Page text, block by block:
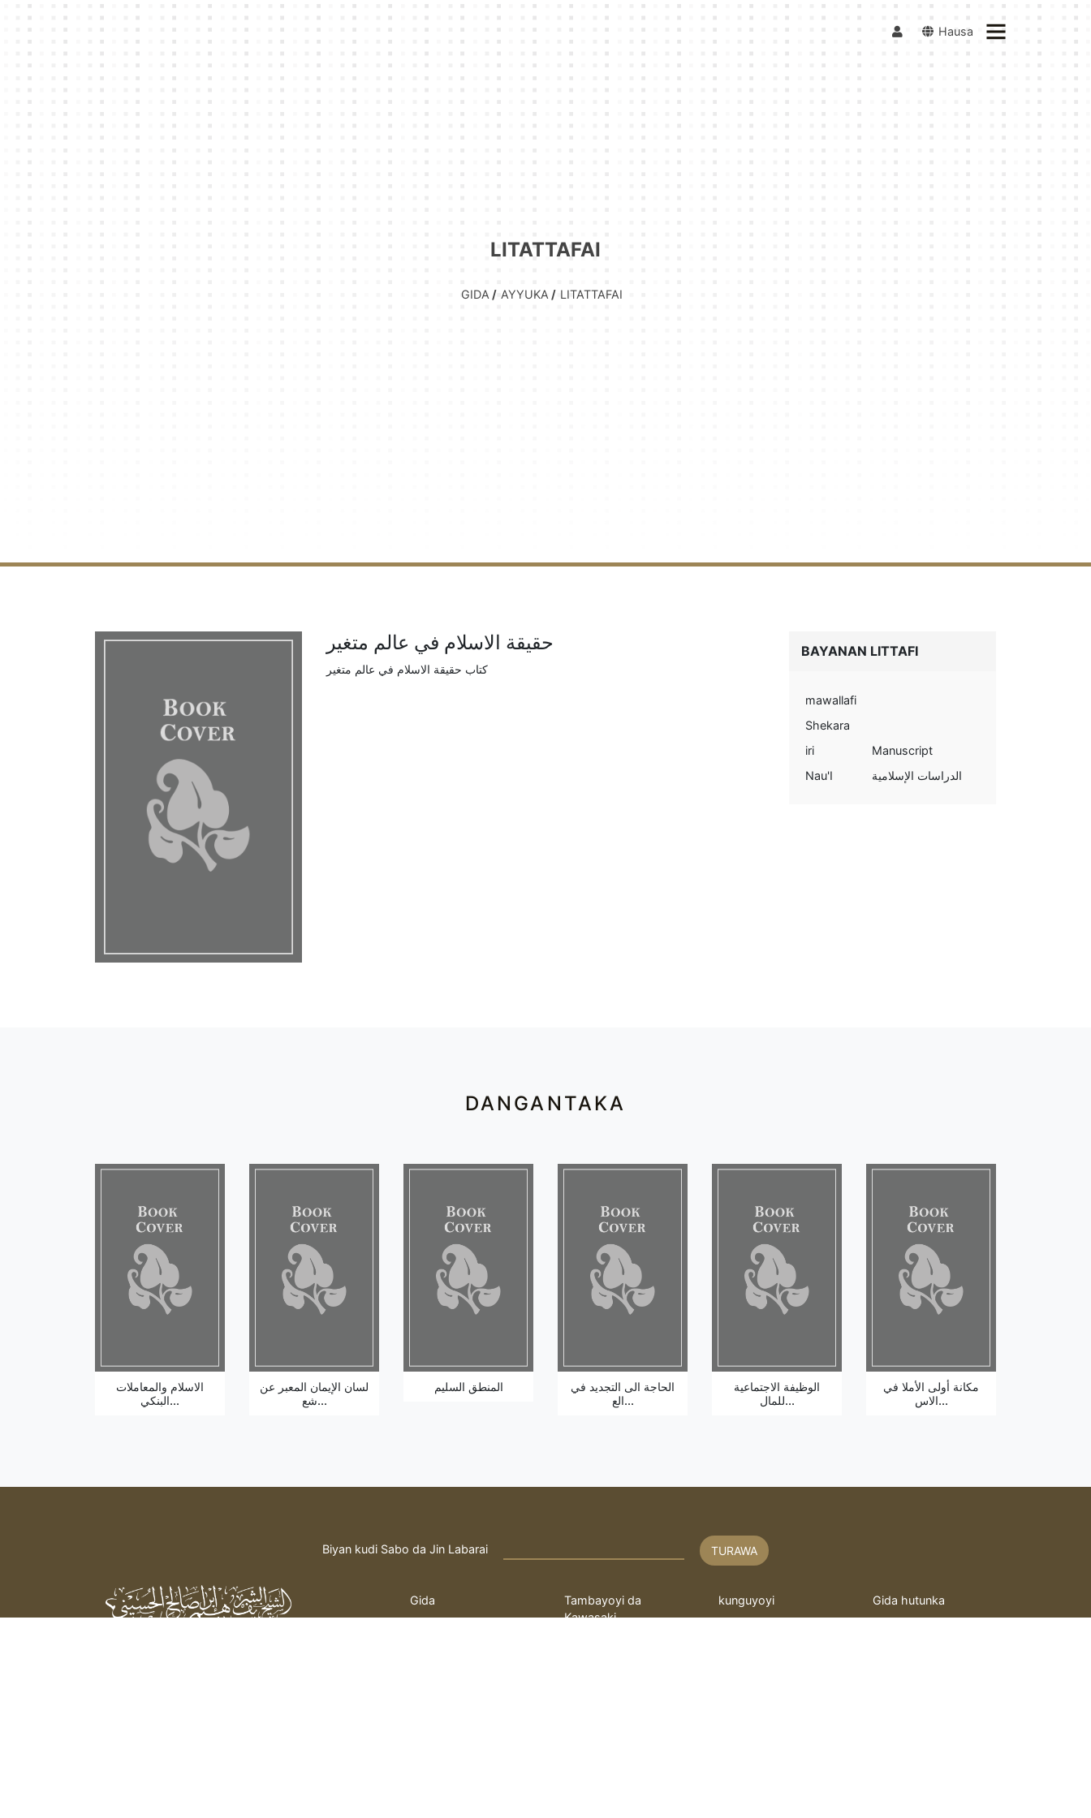
Hausa
LITATTAFAI
GIDA AYYUKA LITATTAFAI
حقيقة الاسلام في عالم متغير
كتاب حقيقة الاسلام في عالم متغير
BAYANAN LITTAFI
mawallafi
Shekara
iri
Manuscript
Nau'I
الدراسات الإسلامية
DANGANTAKA
الاسلام والمعاملات
البنكي...
لسان الإيمان المعبر عن
شع...
المنطق السليم
الحاجة الى التجديد في
الع...
الوظيفة الاجتماعية
للمال...
مكانة أولى الأملا في
الاس...
Biyan kudi Sabo da Jin Labarai TURAWA
Gida
Tambayoyi da
Kawasaki
kunguyoyi Gida hutunka